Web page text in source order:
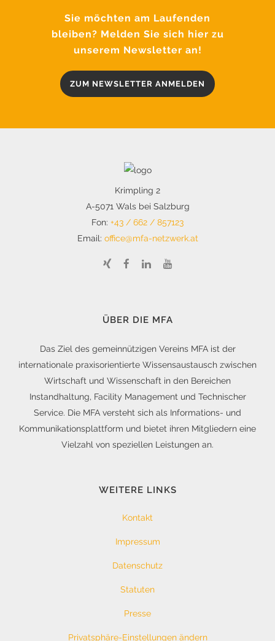
Sie möchten am Laufenden
bleiben? Melden Sie sich hier zu
unserem Newsletter an!
ZUM NEWSLETTER ANMELDEN
Krimpling 2
A-5071 Wals bei Salzburg
Fon: +43 / 662 / 857123
Email: office@mfa-netzwerk.at
ÜBER DIE MFA
Das Ziel des gemeinnützigen Vereins MFA ist der
internationale praxisorientierte Wissensaustausch zwischen
Wirtschaft und Wissenschaft in den Bereichen
Instandhaltung, Facility Management und Technischer
Service. Die MFA versteht sich als Informations- und
Kommunikationsplattform und bietet ihren Mitgliedern eine
Vielzahl von speziellen Leistungen an.
WEITERE LINKS
Kontakt
Impressum
Datenschutz
Statuten
Presse
Privatsphäre-Einstellungen ändern